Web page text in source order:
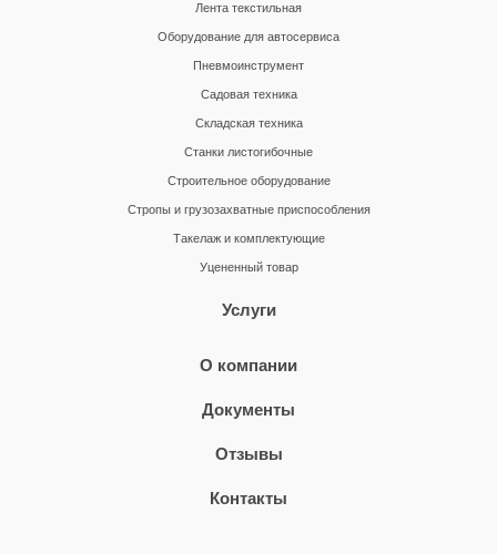
Лента текстильная
Оборудование для автосервиса
Пневмоинструмент
Садовая техника
Складская техника
Станки листогибочные
Строительное оборудование
Стропы и грузозахватные приспособления
Такелаж и комплектующие
Уцененный товар
Услуги
О компании
Документы
Отзывы
Контакты